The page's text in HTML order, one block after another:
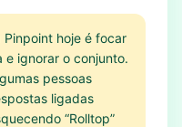
Pinpoint hoje é focar
e ignorar o conjunto.
pessoas
ligadas
“Rolltop”